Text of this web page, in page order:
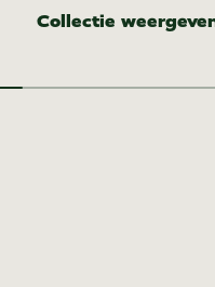
Collectie